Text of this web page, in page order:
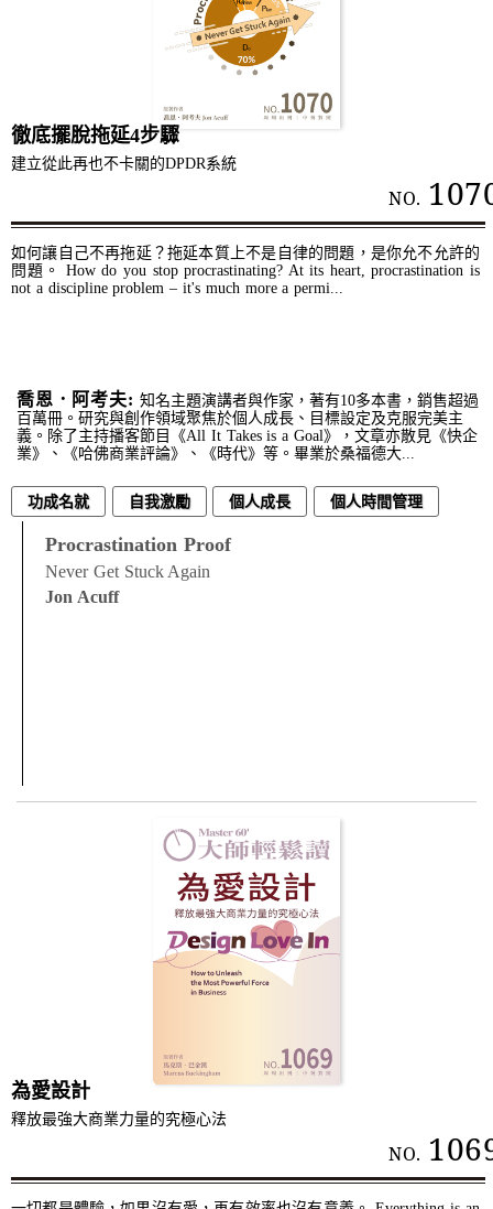
徹底擺脫拖延4步驟
建立從此再也不卡關的DPDR系統
NO.
如何讓自己不再拖延？拖延本質上不是自律的問題，是你允不允許的
問題。 How do you stop procrastinating? At its heart, procrastination is
not a discipline problem – it's much more a permi...
喬恩．阿考夫: 知名主題演講者與作家，著有10多本書，銷售超過
百萬冊。研究與創作領域聚焦於個人成長、目標設定及克服完美主
義。除了主持播客節目《All It Takes is a Goal》，文章亦散見《快企
業》、《哈佛商業評論》、《時代》等。畢業於桑福德大...
功成名就 自我激勵 個人成長 個人時間管理
情緒 經營管理
Procrastination Proof
Never Get Stuck Again
Jon Acuff
為愛設計
釋放最強大商業力量的究極心法
NO.